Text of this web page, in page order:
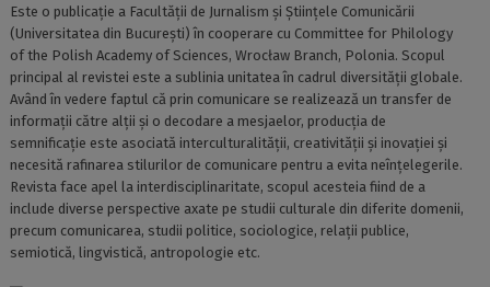
Este o publicație a Facultății de Jurnalism și Științele Comunicării
(Universitatea din București) în cooperare cu Committee for Philology
of the Polish Academy of Sciences, Wrocław Branch, Polonia. Scopul
principal al revistei este a sublinia unitatea în cadrul diversității globale.
Având în vedere faptul că prin comunicare se realizează un transfer de
informații către alții și o decodare a mesjaelor, producția de
semnificație este asociată interculturalității, creativității și inovației și
necesită rafinarea stilurilor de comunicare pentru a evita neînțelegerile.
Revista face apel la interdisciplinaritate, scopul acesteia fiind de a
include diverse perspective axate pe studii culturale din diferite domenii,
precum comunicarea, studii politice, sociologice, relații publice,
semiotică, lingvistică, antropologie etc.